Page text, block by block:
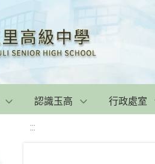
認識玉高 行政處室
:::